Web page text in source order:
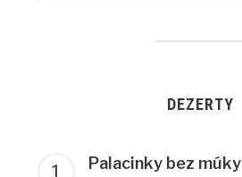
DEZERTY
Palacinky bez múky